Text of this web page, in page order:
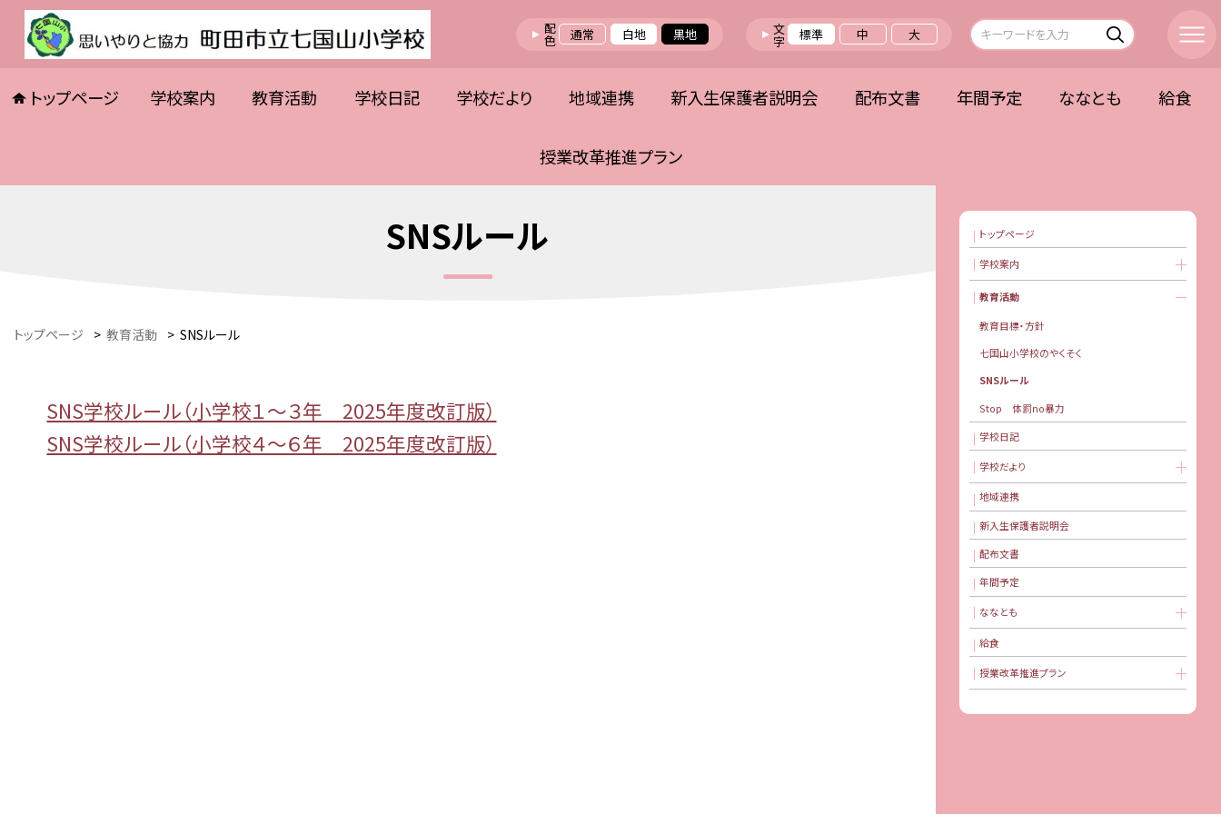
配色 通常 白地 黒地 文字 標準 中 大
トップページ 学校案内 教育活動 学校日記 学校だより 地域連携 新入生保護者説明会 配布文書 年間予定 ななとも 給食
授業改革推進プラン
SNSルール
トップページ > 教育活動 > SNSルール
SNS学校ルール（小学校１～３年 2025年度改訂版）
SNS学校ルール（小学校４～６年 2025年度改訂版）
トップページ
学校案内
教育活動
教育目標・方針
七国山小学校のやくそく
SNSルール
Stop 体罰no暴力
学校日記
学校だより
地域連携
新入生保護者説明会
配布文書
年間予定
ななとも
給食
授業改革推進プラン